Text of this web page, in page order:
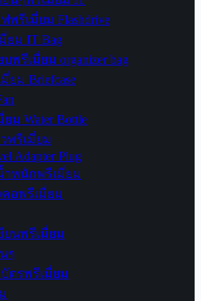
พรีเมี่ยม Flashdrive
ยม IT Bag
พรีเมี่ยม organizer bag
ยม Briefcase
ม Water Bottle
พรีเมี่ยม
Adapter Plug
ำหนักพรีเมี่ยม
อพรีเมี่ยม
ยนพรีเมี่ยม
ๆ
ตรพรีเมี่ยม